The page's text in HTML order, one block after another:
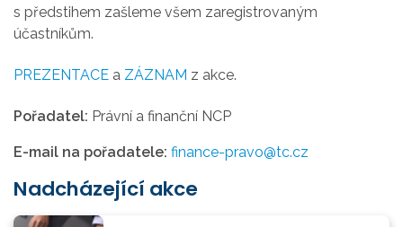
s předstihem zašleme všem zaregistrovaným
účastníkům.
PREZENTACE a ZÁZNAM z akce.
Pořadatel: Právní a finanční NCP
E-mail na pořadatele: finance-pravo@tc.cz
Nadcházející akce